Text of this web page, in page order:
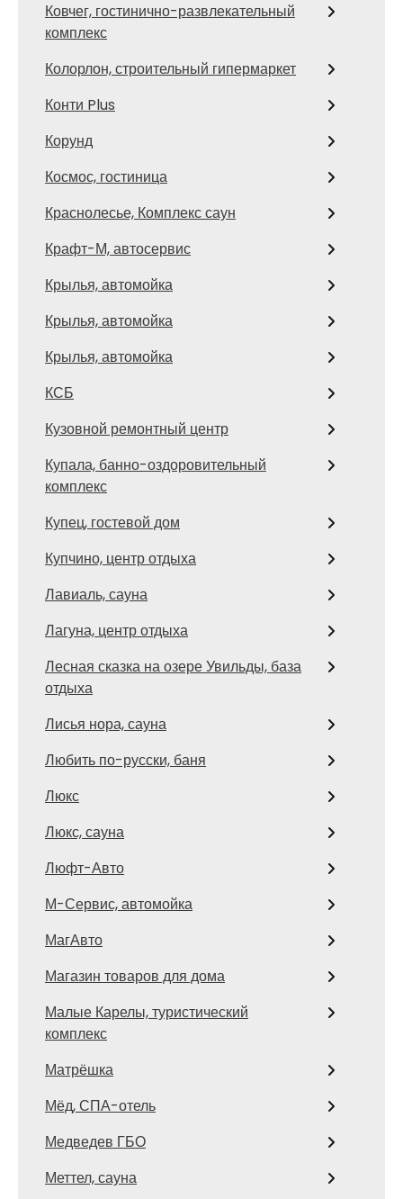
Ковчег, гостинично-развлекательный
комплекс
Колорлон, строительный гипермаркет
Конти Plus
Корунд
Космос, гостиница
Краснолесье, Комплекс саун
Крафт-М, автосервис
Крылья, автомойка
Крылья, автомойка
Крылья, автомойка
КСБ
Кузовной ремонтный центр
Купала, банно-оздоровительный
комплекс
Купец, гостевой дом
Купчино, центр отдыха
Лавиаль, сауна
Лагуна, центр отдыха
Лесная сказка на озере Увильды, база
отдыха
Лисья нора, сауна
Любить по-русски, баня
Люкс
Люкс, сауна
Люфт-Авто
М-Сервис, автомойка
МагАвто
Магазин товаров для дома
Малые Карелы, туристический
комплекс
Матрёшка
Мёд, СПА-отель
Медведев ГБО
Меттел, сауна